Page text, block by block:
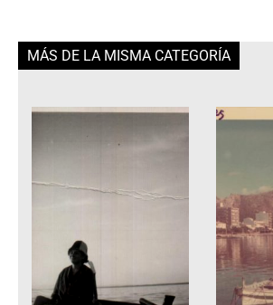
MÁS DE LA MISMA CATEGORÍA